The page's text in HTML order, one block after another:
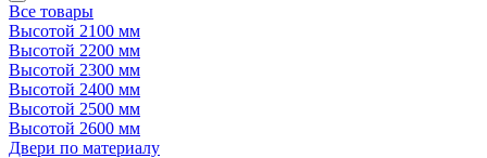
Все товары
Высотой 2100 мм
Высотой 2200 мм
Высотой 2300 мм
Высотой 2400 мм
Высотой 2500 мм
Высотой 2600 мм
Двери по материалу